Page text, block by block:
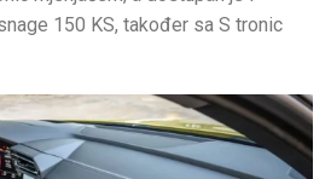
150 KS, također sa S tronic